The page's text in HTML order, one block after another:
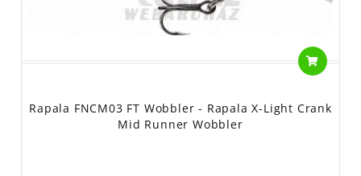
Rapala FNCM03 FT Wobbler - Rapala X-Light Crank
Mid Runner Wobbler